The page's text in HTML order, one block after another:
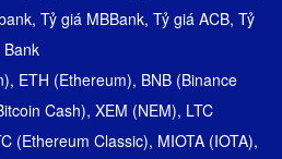
, Tỷ giá MBBank, Tỷ giá ACB, Tỷ
Bank
, ETH (Ethereum), BNB (Binance
Cash), XEM (NEM), LTC
(Ethereum Classic), MIOTA (IOTA),